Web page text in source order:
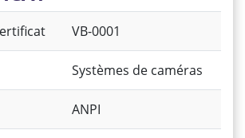
VB-0001
Systèmes de caméras
ANPI